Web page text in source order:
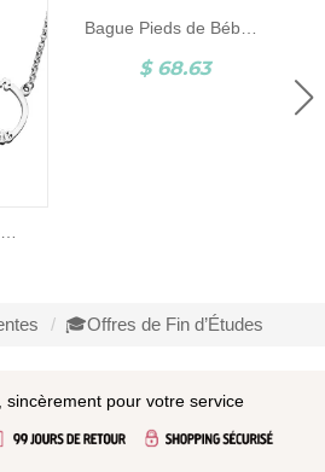
Collier Infini-4 Prénoms-Argent
Bague Pieds de Bébé-Pierre de Naissance et Gravure-Argent
$ 68.63
🎓Offres de Fin d’Études
sincèrement pour votre service